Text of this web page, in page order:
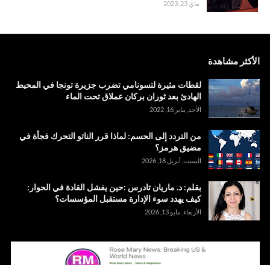
ماي 23, 2023
الأكثر مشاهدة
لقطات مثيرة لتسونامي تضرب جزيرة تونجا في المحيط
الهادئ بعد ثوران بركان عملاق تحت الماء
الأحد, يناير 16, 2022
من التردد إلى الحسم: لماذا قرر الناتو التحرك فجأة في
مضيق هرمز؟
السبت, أبريل 18, 2026
بقلم: د. ماريان تادرس :حين يفشل القادة في الحوار:
كيف يهدد سوء الإدارة مستقبل المؤسسات؟
الأربعاء, مايو 13, 2026